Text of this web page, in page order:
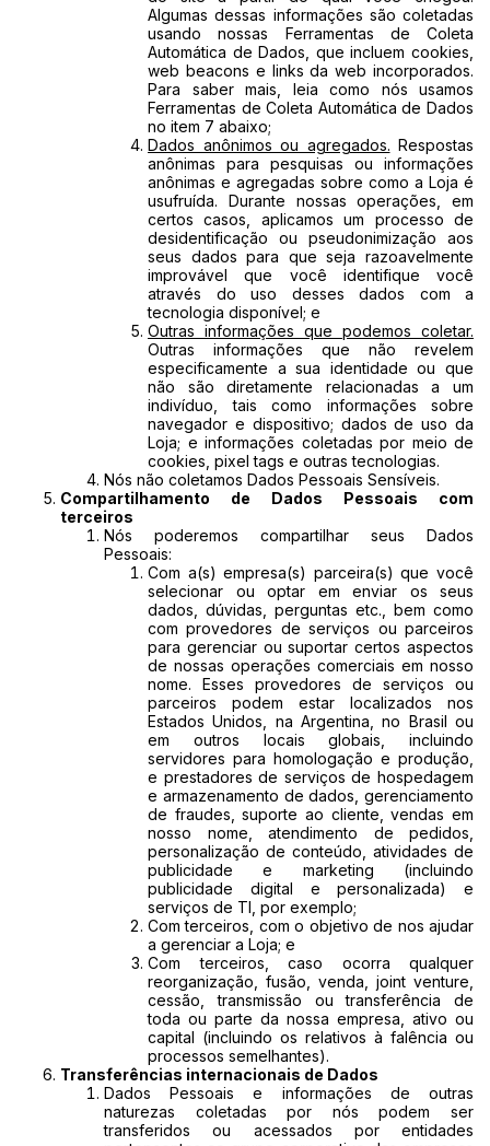
Algumas dessas informações são coletadas
usando nossas Ferramentas de Coleta
Automática de Dados, que incluem cookies,
web beacons e links da web incorporados.
Para saber mais, leia como nós usamos
Ferramentas de Coleta Automática de Dados
no item 7 abaixo;
Dados anônimos ou agregados. Respostas
anônimas para pesquisas ou informações
anônimas e agregadas sobre como a Loja é
usufruída. Durante nossas operações, em
certos casos, aplicamos um processo de
desidentificação ou pseudonimização aos
seus dados para que seja razoavelmente
improvável que você identifique você
através do uso desses dados com a
tecnologia disponível; e
Outras informações que podemos coletar.
Outras informações que não revelem
especificamente a sua identidade ou que
não são diretamente relacionadas a um
indivíduo, tais como informações sobre
navegador e dispositivo; dados de uso da
Loja; e informações coletadas por meio de
cookies, pixel tags e outras tecnologias.
Nós não coletamos Dados Pessoais Sensíveis.
Compartilhamento de Dados Pessoais com
terceiros
Nós poderemos compartilhar seus Dados
Pessoais:
Com a(s) empresa(s) parceira(s) que você
selecionar ou optar em enviar os seus
dados, dúvidas, perguntas etc., bem como
com provedores de serviços ou parceiros
para gerenciar ou suportar certos aspectos
de nossas operações comerciais em nosso
nome. Esses provedores de serviços ou
parceiros podem estar localizados nos
Estados Unidos, na Argentina, no Brasil ou
em outros locais globais, incluindo
servidores para homologação e produção,
e prestadores de serviços de hospedagem
e armazenamento de dados, gerenciamento
de fraudes, suporte ao cliente, vendas em
nosso nome, atendimento de pedidos,
personalização de conteúdo, atividades de
publicidade e marketing (incluindo
publicidade digital e personalizada) e
serviços de TI, por exemplo;
Com terceiros, com o objetivo de nos ajudar
a gerenciar a Loja; e
Com terceiros, caso ocorra qualquer
reorganização, fusão, venda, joint venture,
cessão, transmissão ou transferência de
toda ou parte da nossa empresa, ativo ou
capital (incluindo os relativos à falência ou
processos semelhantes).
Transferências internacionais de Dados
Dados Pessoais e informações de outras
naturezas coletadas por nós podem ser
transferidos ou acessados por entidades